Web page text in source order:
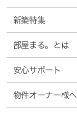
新築特集
部屋まる。とは
安心サポート
物件オーナー様へ